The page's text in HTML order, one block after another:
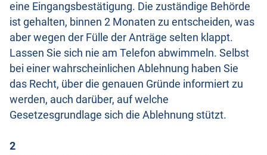
eine Eingangsbestätigung. Die zuständige Behörde
ist gehalten, binnen 2 Monaten zu entscheiden, was
aber wegen der Fülle der Anträge selten klappt.
Lassen Sie sich nie am Telefon abwimmeln. Selbst
bei einer wahrscheinlichen Ablehnung haben Sie
das Recht, über die genauen Gründe informiert zu
werden, auch darüber, auf welche
Gesetzesgrundlage sich die Ablehnung stützt.
2